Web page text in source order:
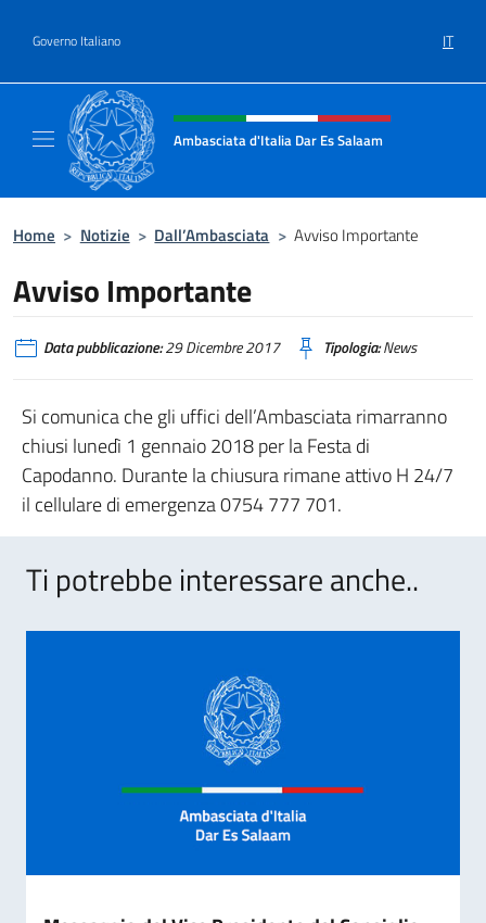
Governo Italiano IT
Intestazione sito, social e menù
Ambasciata d'Italia Dar Es Salaam
Home > Notizie > Dall’Ambasciata > Avviso Importante
Avviso Importante
Data pubblicazione:29 Dicembre 2017 Tipologia:News
Si comunica che gli uffici dell’Ambasciata rimarranno
chiusi lunedì 1 gennaio 2018 per la Festa di
Capodanno. Durante la chiusura rimane attivo H 24/7
il cellulare di emergenza 0754 777 701.
Ti potrebbe interessare anche..